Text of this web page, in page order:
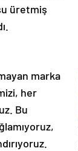
üretmiş
marka
her
Bu